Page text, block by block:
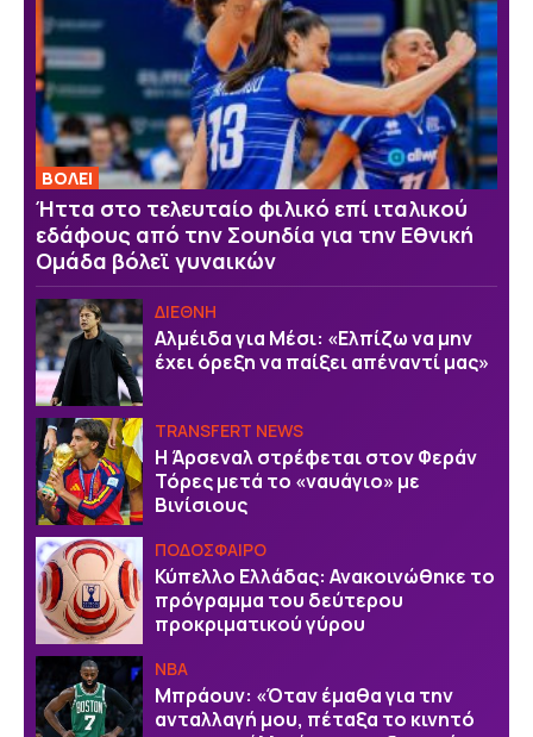
ΒOΛΕΙ
Ήττα στο τελευταίο φιλικό επί ιταλικού
εδάφους από την Σουηδία για την Εθνική
Ομάδα βόλεϊ γυναικών
ΔΙΕΘΝΗ
Αλμέιδα για Μέσι: «Ελπίζω να μην
έχει όρεξη να παίξει απέναντί μας»
TRANSFERT NEWS
Η Άρσεναλ στρέφεται στον Φεράν
Τόρες μετά το «ναυάγιο» με
Βινίσιους
ΠΟΔΟΣΦΑΙΡΟ
Κύπελλο Ελλάδας: Ανακοινώθηκε το
πρόγραμμα του δεύτερου
προκριματικού γύρου
NBA
Μπράουν: «Όταν έμαθα για την
ανταλλαγή μου, πέταξα το κινητό